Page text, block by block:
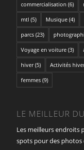
commercialisation (6)
mtl (5) Musique(4)
parcs(23)
Voyage en voiture(3)
hiver(5) Activités
femmes(9)
LE MEILLEUR
Les meilleurs endroits
spots pour des photos